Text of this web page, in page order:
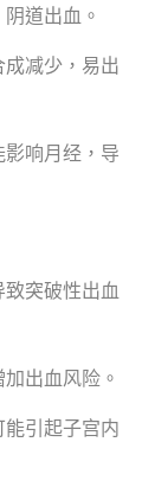
道出血。
减少，易出
响月经，导
突破性出血
出血风险。
引起子宫内